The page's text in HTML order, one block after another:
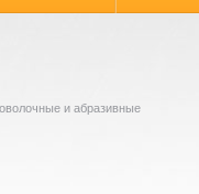
и абразивные